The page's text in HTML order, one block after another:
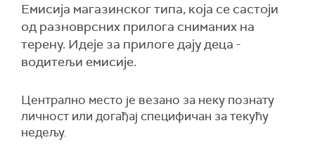
Емисија магазинског типа, која се састоји
од разноврсних прилога сниманих на
терену. Идеје за прилоге дају деца -
водитељи емисије.
Централно место је везано за неку познату
личност или догађај специфичан за текућу
недељу.